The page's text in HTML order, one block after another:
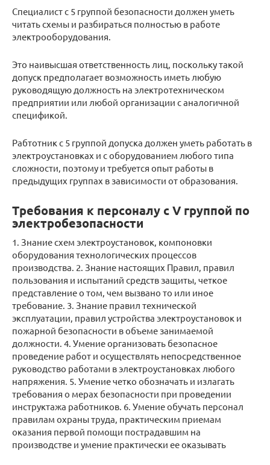
Специалист с 5 группой безопасности должен уметь
читать схемы и разбираться полностью в работе
электрооборудования.
Это наивысшая ответственность лиц, поскольку такой
допуск предполагает возможность иметь любую
руководящую должность на электротехническом
предприятии или любой организации с аналогичной
спецификой.
Рабтотник с 5 группой допуска должен уметь работать в
электроустановках и с оборудованием любого типа
сложности, поэтому и требуется опыт работы в
предыдущих группах в зависимости от образования.
Требования к персоналу с V группой по
электробезопасности
1. Знание схем электроустановок, компоновки
оборудования технологических процессов
производства. 2. Знание настоящих Правил, правил
пользования и испытаний средств защиты, четкое
представление о том, чем вызвано то или иное
требование. 3. Знание правил технической
эксплуатации, правил устройства электроустановок и
пожарной безопасности в объеме занимаемой
должности. 4. Умение организовать безопасное
проведение работ и осуществлять непосредственное
руководство работами в электроустановках любого
напряжения. 5. Умение четко обозначать и излагать
требования о мерах безопасности при проведении
инструктажа работников. 6. Умение обучать персонал
правилам охраны труда, практическим приемам
оказания первой помощи пострадавшим на
производстве и умение практически ее оказывать